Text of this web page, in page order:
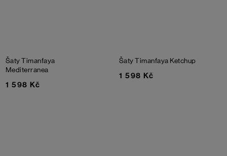
Šaty Timanfaya
Mediterranea
1 598 Kč
Šaty Timanfaya Ketchup
1 598 Kč